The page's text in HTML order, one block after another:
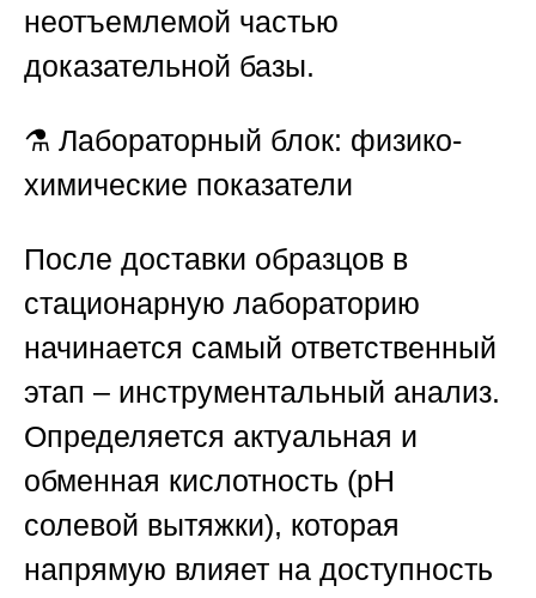
неотъемлемой частью
доказательной базы.
⚗️ Лабораторный блок: физико-
химические показатели
После доставки образцов в
стационарную лабораторию
начинается самый ответственный
этап – инструментальный анализ.
Определяется актуальная и
обменная кислотность (pH
солевой вытяжки), которая
напрямую влияет на доступность